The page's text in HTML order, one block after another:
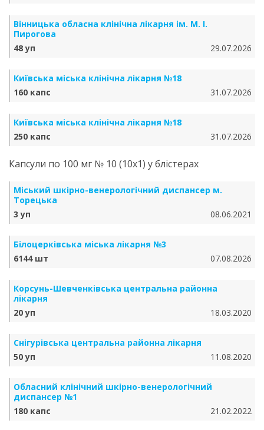
Вінницька обласна клінічна лікарня ім. М. І.
Пирогова
48 уп
29.07.2026
Київська міська клінічна лікарня №18
160 капс
31.07.2026
Київська міська клінічна лікарня №18
250 капс
31.07.2026
Капсули по 100 мг № 10 (10х1) у блістерах
Міський шкірно-венерологічний диспансер м.
Торецька
3 уп
08.06.2021
Білоцерківська міська лікарня №3
6144 шт
07.08.2026
Корсунь-Шевченківська центральна районна
лікарня
20 уп
18.03.2020
Снігурівська центральна районна лікарня
50 уп
11.08.2020
Обласний клінічний шкірно-венерологічний
диспансер №1
180 капс
21.02.2022